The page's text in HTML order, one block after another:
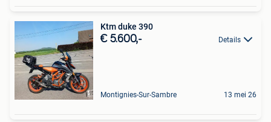
Ktm duke 390
€ 5.600,- Details
Montignies-Sur-Sambre 13 mei 26